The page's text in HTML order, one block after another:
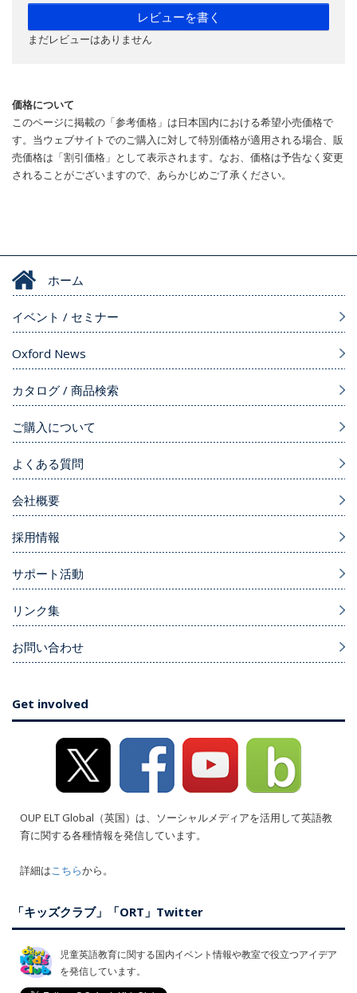
レビューを書く
まだレビューはありません
価格について
このページに掲載の「参考価格」は日本国内における希望小売価格で
す。当ウェブサイトでのご購入に対して特別価格が適用される場合、販
売価格は「割引価格」として表示されます。なお、価格は予告なく変更
されることがございますので、あらかじめご了承ください。
ホーム
イベント / セミナー
Oxford News
カタログ / 商品検索
ご購入について
よくある質問
会社概要
採用情報
サポート活動
リンク集
お問い合わせ
Get involved
OUP ELT Global（英国）は、ソーシャルメディアを活用して英語教
育に関する各種情報を発信しています。
詳細はこちらから。
「キッズクラブ」「ORT」Twitter
児童英語教育に関する国内イベント情報や教室で役立つアイデア
を発信しています。